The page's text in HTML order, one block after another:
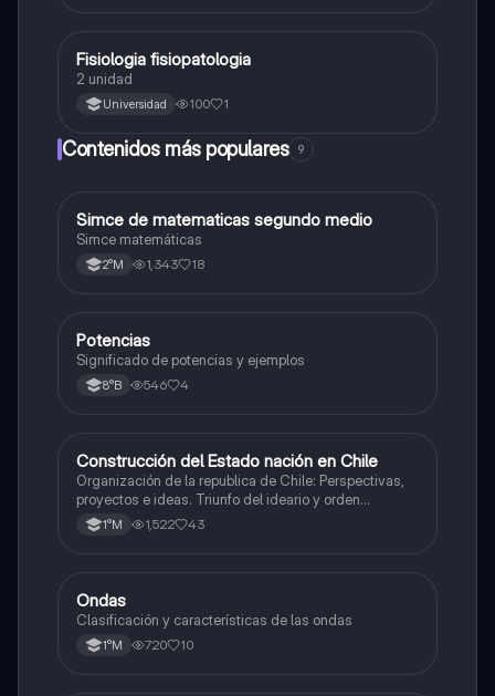
Otros
Fisiologia fisiopatologia
2 unidad
Universidad 100 1
Contenidos más populares 9
Matemáticas
Simce de matematicas segundo medio
Simce matemáticas
2°M 1,343 18
Matemáticas
Potencias
Significado de potencias y ejemplos
8°B 546 4
Historia
Construcción del Estado nación en Chile
Organización de la republica de Chile: Perspectivas,
proyectos e ideas. Triunfo del ideario y orden
conservador. Constitución de 1833. "Era Portaliana"
1°M 1,522 43
Física
Ondas
Clasificación y características de las ondas
1°M 720 10